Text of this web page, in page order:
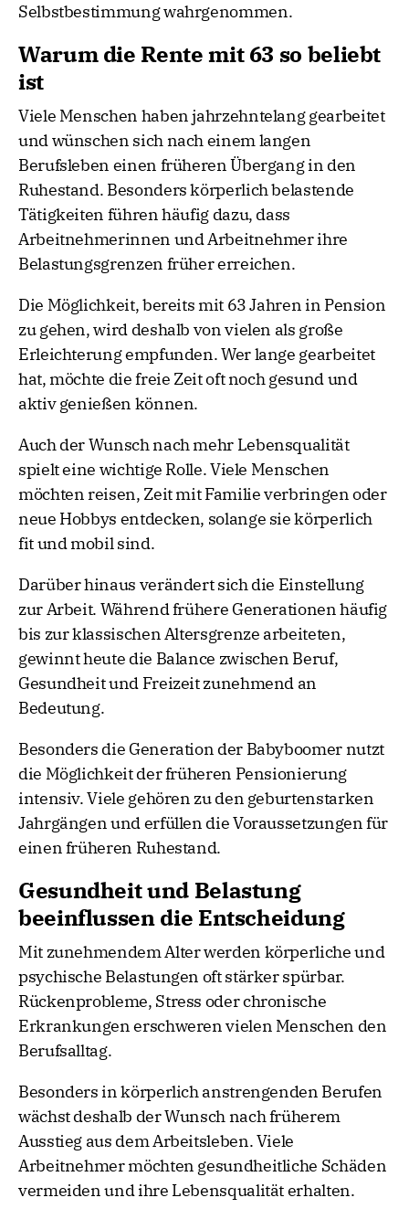
Selbstbestimmung wahrgenommen.
Warum die Rente mit 63 so beliebt
ist
Viele Menschen haben jahrzehntelang gearbeitet
und wünschen sich nach einem langen
Berufsleben einen früheren Übergang in den
Ruhestand. Besonders körperlich belastende
Tätigkeiten führen häufig dazu, dass
Arbeitnehmerinnen und Arbeitnehmer ihre
Belastungsgrenzen früher erreichen.
Die Möglichkeit, bereits mit 63 Jahren in Pension
zu gehen, wird deshalb von vielen als große
Erleichterung empfunden. Wer lange gearbeitet
hat, möchte die freie Zeit oft noch gesund und
aktiv genießen können.
Auch der Wunsch nach mehr Lebensqualität
spielt eine wichtige Rolle. Viele Menschen
möchten reisen, Zeit mit Familie verbringen oder
neue Hobbys entdecken, solange sie körperlich
fit und mobil sind.
Darüber hinaus verändert sich die Einstellung
zur Arbeit. Während frühere Generationen häufig
bis zur klassischen Altersgrenze arbeiteten,
gewinnt heute die Balance zwischen Beruf,
Gesundheit und Freizeit zunehmend an
Bedeutung.
Besonders die Generation der Babyboomer nutzt
die Möglichkeit der früheren Pensionierung
intensiv. Viele gehören zu den geburtenstarken
Jahrgängen und erfüllen die Voraussetzungen für
einen früheren Ruhestand.
Gesundheit und Belastung
beeinflussen die Entscheidung
Mit zunehmendem Alter werden körperliche und
psychische Belastungen oft stärker spürbar.
Rückenprobleme, Stress oder chronische
Erkrankungen erschweren vielen Menschen den
Berufsalltag.
Besonders in körperlich anstrengenden Berufen
wächst deshalb der Wunsch nach früherem
Ausstieg aus dem Arbeitsleben. Viele
Arbeitnehmer möchten gesundheitliche Schäden
vermeiden und ihre Lebensqualität erhalten.